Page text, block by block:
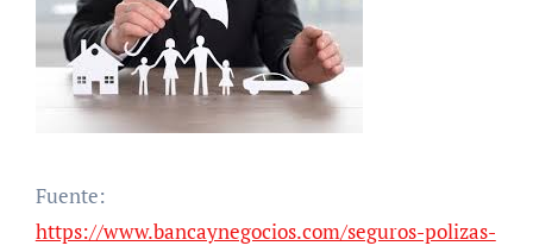
Fuente:
https://www.bancaynegocios.com/seguros-polizas-